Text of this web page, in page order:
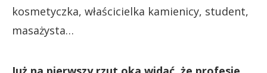
kosmetyczka, właścicielka kamienicy, student,
masażysta…